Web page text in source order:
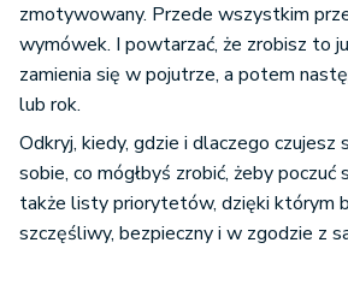
zmotywowany. Przede wszystkim
wymówek. I powtarzać, że zrobisz to
zamienia się w pojutrze, a potem
lub rok.
Odkryj, kiedy, gdzie i dlaczego czujesz
sobie, co mógłbyś zrobić, żeby
także listy priorytetów, dzięki którym
szczęśliwy, bezpieczny i w zgodzie z